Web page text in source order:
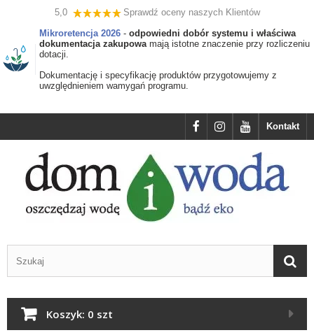
5,0
Sprawdź oceny naszych Klientów
Mikroretencja 2026 - odpowiedni dobór systemu i właściwa
dokumentacja zakupowamają istotne znaczenie przy rozliczeniu
dotacji.
Dokumentację i specyfikację produktów przygotowujemy z
uwzględnieniem wamygań programu.
Kontakt
Koszyk: 0 szt